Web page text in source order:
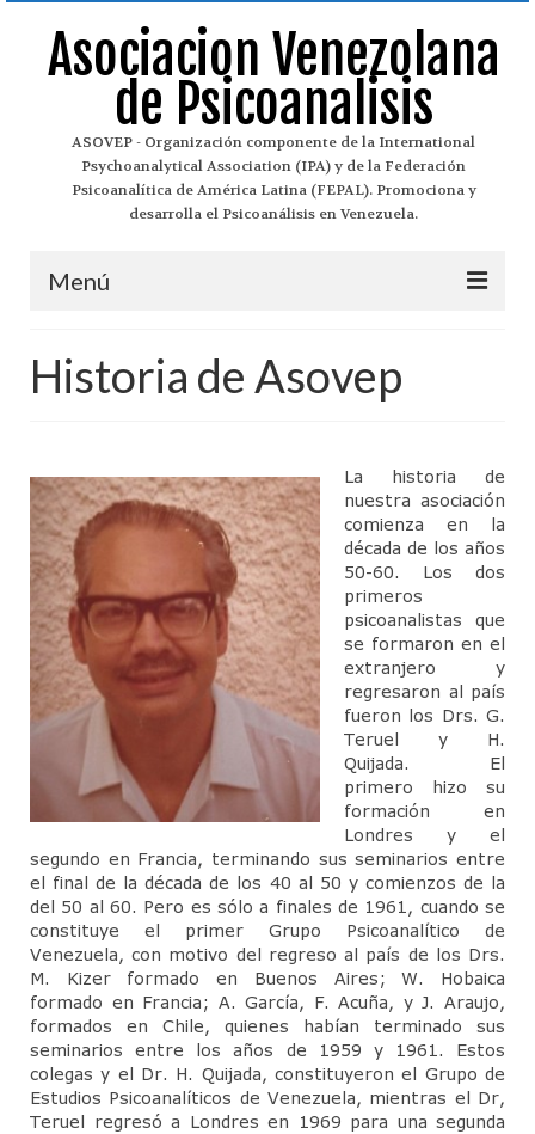
Asociacion Venezolana
de Psicoanalisis
ASOVEP - Organización componente de la International
Psychoanalytical Association (IPA) y de la Federación
Psicoanalítica de América Latina (FEPAL). Promociona y
desarrolla el Psicoanálisis en Venezuela.
Menú
¿Qué es el Psicoanálisis?
Historia de Asovep
Junta Directiva
Actividades Cientificas
Jornadas Anuales Sigmund Freud
CineForo
Cineforo – Hater
Cineforo – El Silencio de Otros
CineForo – las 50 Sombras de Grey
Cine Foro – La Isla Siniestra
CineForo – Guillaume y los chicos… ¡a la
mesa!
CineForo – El Pasado
CineForo – Malefica
CineForo – Tenemos que hablar de Kevin
Historia de Asovep
La historia de
nuestra asociación
comienza en la
década de los años
50-60. Los dos
primeros
psicoanalistas que
se formaron en el
extranjero y
regresaron al país
fueron los Drs. G.
Teruel y H.
Quijada. El
primero hizo su
formación en
Londres y el
segundo en Francia, terminando sus seminarios entre
el final de la década de los 40 al 50 y comienzos de la
del 50 al 60. Pero es sólo a finales de 1961, cuando se
constituye el primer Grupo Psicoanalítico de
Venezuela, con motivo del regreso al país de los Drs.
M. Kizer formado en Buenos Aires; W. Hobaica
formado en Francia; A. García, F. Acuña, y J. Araujo,
formados en Chile, quienes habían terminado sus
seminarios entre los años de 1959 y 1961. Estos
colegas y el Dr. H. Quijada, constituyeron el Grupo de
Estudios Psicoanalíticos de Venezuela, mientras el Dr,
Teruel regresó a Londres en 1969 para una segunda